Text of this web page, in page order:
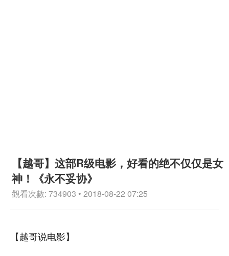
【越哥】这部R级电影，好看的绝不仅仅是女
神！《永不妥协》
觀看次數: 734903 • 2018-08-22 07:25
【越哥说电影】